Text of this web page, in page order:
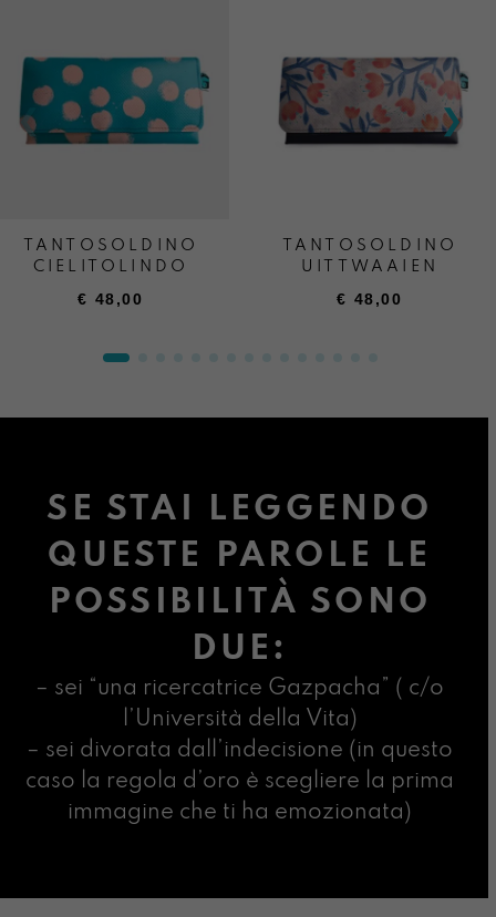
TANTOSOLDINO
CIELITOLINDO
€ 48,00
TANTOSOLDINO
UITTWAAIEN
€ 48,00
SE STAI LEGGENDO
QUESTE PAROLE LE
POSSIBILITÀ SONO
DUE:
– sei “una ricercatrice Gazpacha” ( c/o
l’Università della Vita)
– sei divorata dall’indecisione (in questo
caso la regola d’oro è scegliere la prima
immagine che ti ha emozionata)